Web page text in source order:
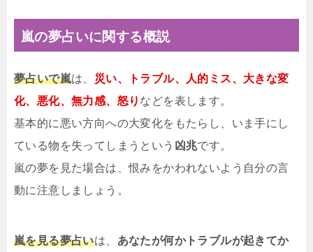
嵐の夢占いに関する概説
夢占いで嵐は、 災い、トラブル、人的ミス、大きな変
化、悪化、無力感、怒り などを表します。
基本的に悪い方向への大変化をもたらし、いま手にし
ている物を失ってしまうという 凶兆です。
嵐の夢を見た場合は、恨みをかわれないよう自分の言
動に注意しましょう。
嵐を見る夢占いは、 あなたが何かトラブルが起きてか